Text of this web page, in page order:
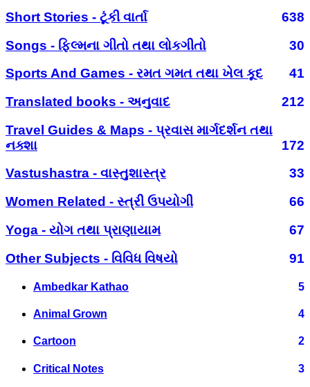
Short Stories - ટૂંકી વાર્તા
638
Songs - ફિલ્મના ગીતો તથા લોકગીતો
30
Sports And Games - રમત ગમત તથા ખેલ કૂદ
41
Translated books - અનુવાદ
212
Travel Guides & Maps - પ્રવાસ માર્ગદર્શન તથા
નક્શા
172
Vastushastra - વાસ્તુશાસ્ત્ર
33
Women Related - સ્ત્રી ઉપયોગી
66
Yoga - યોગ તથા પ્રાણાયામ
67
Other Subjects - વિવિધ વિષયો
91
Ambedkar Kathao 5
Animal Grown 4
Cartoon 2
Critical Notes 3